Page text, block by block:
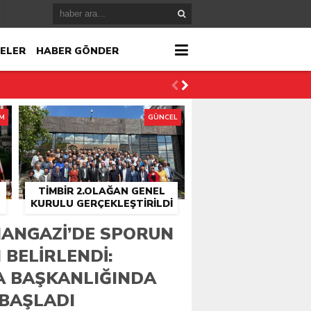
HABER GÖNDER
TİMBİR 2.OLAĞAN GENEL
KURULU GERÇEKLEŞTIRILDI
GÜNCEL
SPORUN
BAŞKANLIĞINDA